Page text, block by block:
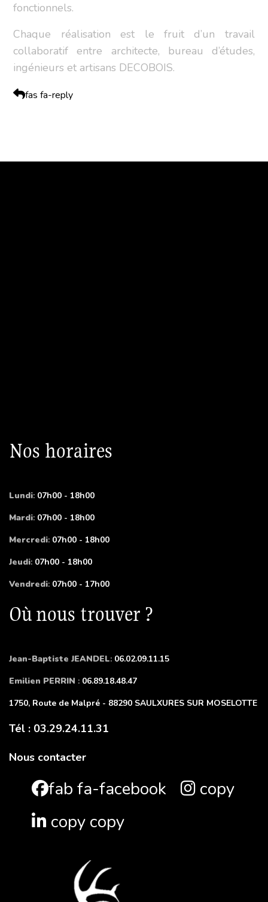
fonctionnels.
Chaque réalisation est le fruit d’un travail
collaboratif entre architecte, bureau d’études,
ingénieurs et artisans DECOBOIS.
fas fa-reply
Nos horaires
Lundi: 07h00 - 18h00
Mardi: 07h00 - 18h00
Mercredi: 07h00 - 18h00
Jeudi: 07h00 - 18h00
Vendredi: 07h00 - 17h00
Où nous trouver ?
Jean-Baptiste JEANDEL: 06.02.09.11.15
Emilien PERRIN : 06.89.18.48.47
1750, Route de Malpré - 88290 SAULXURES SUR MOSELOTTE
Tél : 03.29.24.11.31
Nous contacter
fab fa-facebook
copy
copy copy